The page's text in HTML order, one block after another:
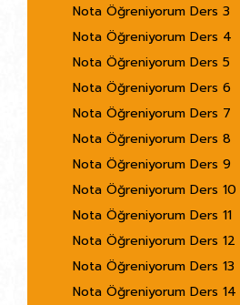
Nota Öğreniyorum Ders 3
Nota Öğreniyorum Ders 4
Nota Öğreniyorum Ders 5
Nota Öğreniyorum Ders 6
Nota Öğreniyorum Ders 7
Nota Öğreniyorum Ders 8
Nota Öğreniyorum Ders 9
Nota Öğreniyorum Ders 10
Nota Öğreniyorum Ders 11
Nota Öğreniyorum Ders 12
Nota Öğreniyorum Ders 13
Nota Öğreniyorum Ders 14